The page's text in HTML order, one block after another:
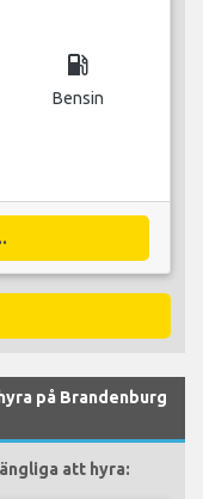
local_gas_station
Bensin
på Brandenburg
att hyra: